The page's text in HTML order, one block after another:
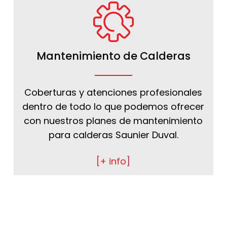
Mantenimiento de Calderas
Coberturas y atenciones profesionales
dentro de todo lo que podemos ofrecer
con nuestros planes de mantenimiento
para calderas Saunier Duval.
[+ info]